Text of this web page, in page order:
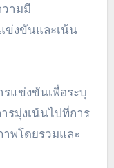
วามมี
ข่งขันและเน้น
แข่งขันเพื่อระบุ
รมุ่งเน้นไปที่การ
าพโดยรวมและ